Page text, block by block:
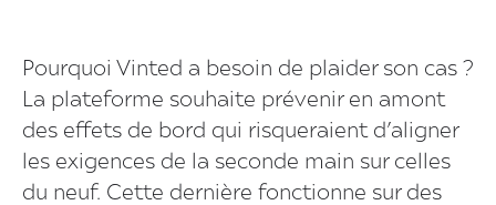
Pourquoi Vinted a besoin de plaider son cas ?
La plateforme souhaite prévenir en amont
des effets de bord qui risqueraient d’aligner
les exigences de la seconde main sur celles
du neuf. Cette dernière fonctionne sur des